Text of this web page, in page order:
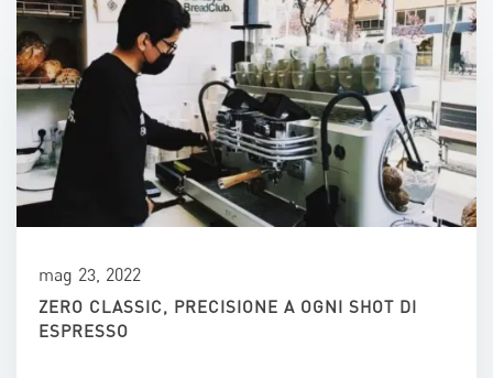
mag 23, 2022
ZERO CLASSIC, PRECISIONE A OGNI SHOT DI
ESPRESSO